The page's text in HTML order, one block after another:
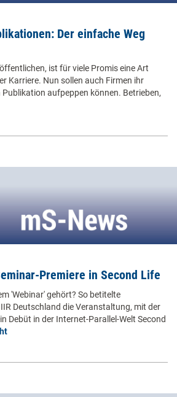
Der einfache Weg
ist für viele Promis eine Art
Karriere. Nun sollen auch Firmen ihr
Publikation aufpeppen können. Betrieben,
Premiere in Second Life
'Webinar' gehört? So betitelte
Deutschland die Veranstaltung, mit der
Debüt in der Internet-Parallel-Welt Second